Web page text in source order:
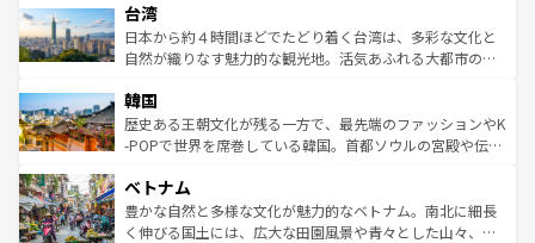
ならではの贅沢な旅のスタイルだ。 なお、新着のアメリカ
情報はコンテンツ一覧を参照してほしい。
れるおもてなしの心で訪れる人々を迎えてくれるハワイの
人々、おいしいローカルフードやハワイアンミュージッ
ク、伝統的なフラダンスなど、すべてがハワイの魅力を彩
ワイを、存分に味わってほしい。 なお、新着のハワイ情報
はコンテンツ一覧を参照してほしい。
リアリーフや大陸中央部にそびえるウルル（エアーズロッ
ク）、タスマニアの美しい原生林やケアンズの熱帯雨林な
ど、見どころがたくさん。また、カフェやワイン、オージ
いる。アクティビティも充実しており、サーフィンやダイ
ビング、ハイキングなど、アウトドア好きにはたまらな
い。オーストラリアの多彩な魅力を存分に味わいつくそ
参照してほしい。
台湾
日本から約４時間ほどでたどり着く台湾は、多彩な文化と
自然が織りなす魅力的な観光地。活気あふれる大都市の台
ン）、静ひつな山岳地帯である台湾東部など、都市の喧騒
と山間の静けさが共存しており、訪れる人に新しい発見と
驚きをもたらしてくれる。また、奥深い台湾の食文化も魅
容にもいいと評判のスイーツなど、バラエティ豊かな料理
が味わえる。 なお、新着の台湾情報は コンテンツ一覧を参
照してほしい。
韓国
歴史ある王朝文化が残る一方で、最先端のファッションやK
-POPで世界を席巻している韓国。首都ソウルの宮殿や伝統
き、地方に足を延ばせば四季折々の自然美を楽しむことが
できる。そして、キムチや焼肉、絶品のストリートフード
まで、さまざまな韓国料理が待っている。夜には、韓国な
ベトナム
豊かな自然と多様な文化が魅力的なベトナム。南北に細長
く伸びる国土には、広大な田園風景や青々とした山々、世